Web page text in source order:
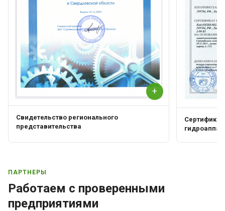
+
Свидетельство регионального
представительства
Сертификат
ПАРТНЕРЫ
Работаем с проверенными
предприятиями